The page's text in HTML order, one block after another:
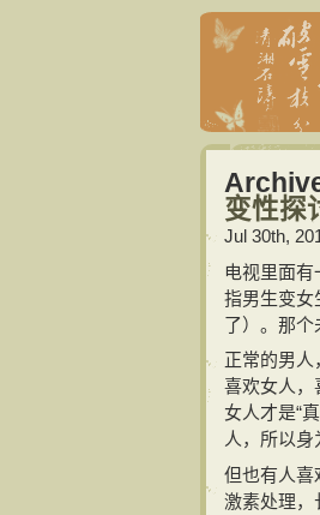
变性探
Jul 30th,
电视里面有
指男生变女
了）。那个
正常的男人
喜欢女人，
女人才是“
人，所以身
但也有人喜
激素处理，